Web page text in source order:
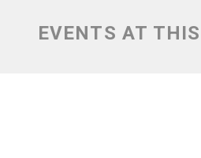
EVENTS AT